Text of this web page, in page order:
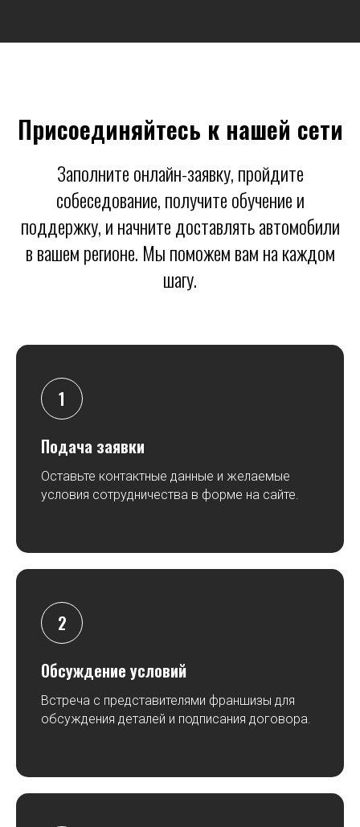
Присоединяйтесь к нашей сети
Заполните онлайн-заявку, пройдите
собеседование, получите обучение и
поддержку, и начните доставлять автомобили
в вашем регионе. Мы поможем вам на каждом
шагу.
Подача заявки
Оставьте контактные данные и желаемые
условия сотрудничества в форме на сайте.
Обсуждение условий
Встреча с представителями франшизы для
обсуждения деталей и подписания договора.